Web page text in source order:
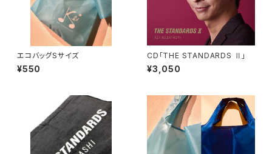
エコバッグSサイズ
¥550
CD「THE STANDARDS Ⅱ」
¥3,050